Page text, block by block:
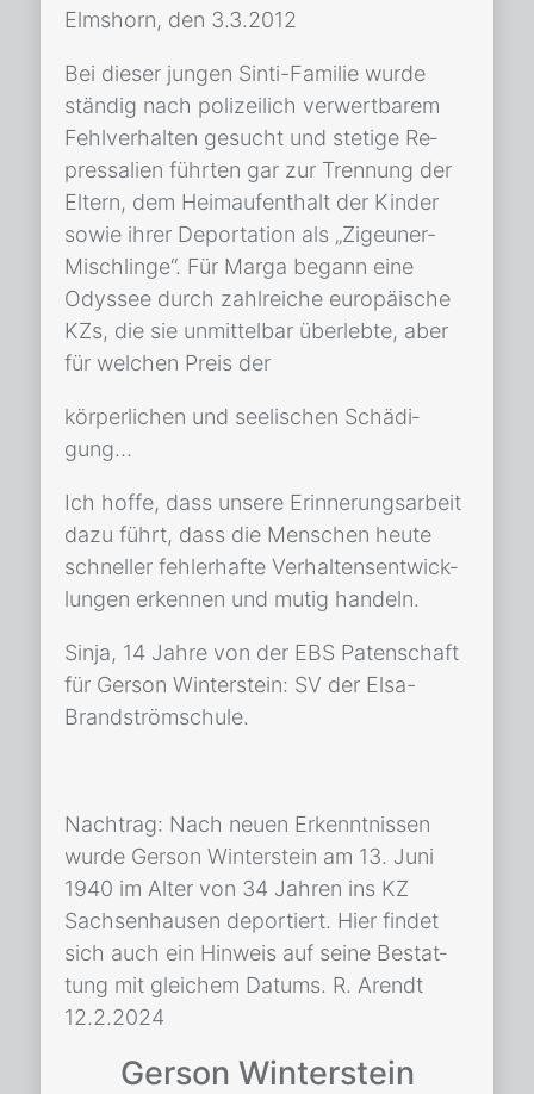
Elms­horn, den 3.3.2012
Bei die­ser jun­gen Sin­ti-Fa­mi­lie wur­de
stän­dig nach po­li­zei­lich ver­wert­ba­rem
Fehl­ver­hal­ten ge­sucht und ste­ti­ge Re­
pres­sa­li­en führ­ten gar zur Tren­nung der
El­tern, dem Heim­auf­ent­halt der Kin­der
so­wie ih­rer De­por­ta­ti­on als „Zi­geu­ner-
Misch­lin­ge“. Für Mar­ga be­gann eine
Odys­see durch zahl­rei­che eu­ro­päi­sche
KZs, die sie un­mit­tel­bar über­leb­te, aber
für wel­chen Preis der
kör­per­li­chen und see­li­schen Schä­di­
gung…
Ich hof­fe, dass un­se­re Er­in­ne­rungs­ar­beit
dazu führt, dass die Men­schen heu­te
schnel­ler feh­ler­haf­te Ver­hal­tensent­wick­
lun­gen er­ken­nen und mu­tig han­deln.
Sin­ja, 14 Jah­re von der EBS Pa­ten­schaft
für Ger­son Win­ter­stein: SV der Elsa-
Brand­ström­schu­le.
Nach­trag: Nach neu­en Er­kennt­nis­sen
wur­de Ger­son Win­ter­stein am 13. Juni
1940 im Al­ter von 34 Jah­ren ins KZ
Sach­sen­hau­sen de­por­tiert. Hier fin­det
sich auch ein Hin­weis auf sei­ne Be­stat­
tung mit glei­chem Da­tums. R. Arendt
12.2.2024
Ger­son Win­ter­stein